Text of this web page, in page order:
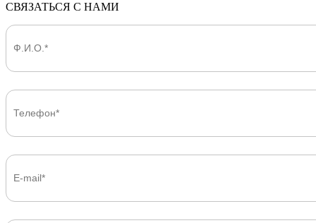
СВЯЗАТЬСЯ С НАМИ